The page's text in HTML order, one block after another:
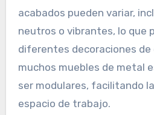
acabados pueden variar,
neutros o vibrantes, lo que
diferentes decoraciones de
muchos muebles de metal
ser modulares, facilitando
espacio de trabajo.